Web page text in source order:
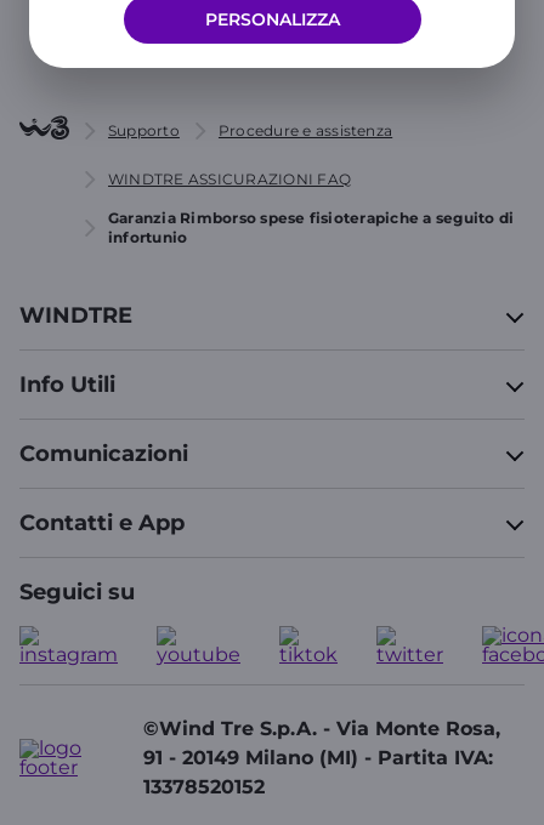
PERSONALIZZA
CONTATTACI
Supporto Procedure e assistenza
WINDTRE ASSICURAZIONI FAQ
Garanzia Rimborso spese fisioterapiche a seguito di
infortunio
WINDTRE
Info Utili
Comunicazioni
Contatti e App
Seguici su
©Wind Tre S.p.A. - Via Monte Rosa,
91 - 20149 Milano (MI) - Partita IVA:
13378520152